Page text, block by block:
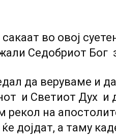
во овој
Седобриот Бог
да веруваме и
и Светиот Дух и
на
ќе дојдат, а таму